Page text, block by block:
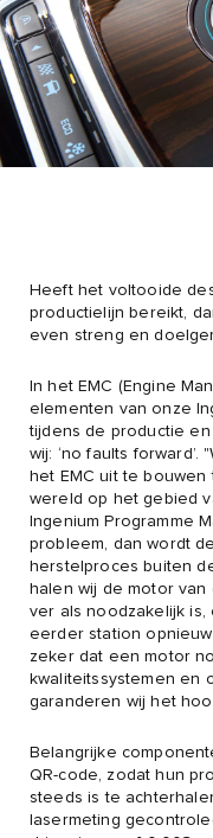
Heeft het voltooide
productielijn bereikt,
even streng en
In het EMC (Engine
elementen van onze
tijdens de productie
wij: ‘no faults
het EMC uit te
wereld op het gebied
Ingenium Programme
probleem, dan wordt
herstelproces buiten
halen wij de motor
ver als noodzakelijk
eerder station
zeker dat een motor
kwaliteitssystemen en
garanderen wij het
Belangrijke
QR-code, zodat hun
steeds is te
lasermeting